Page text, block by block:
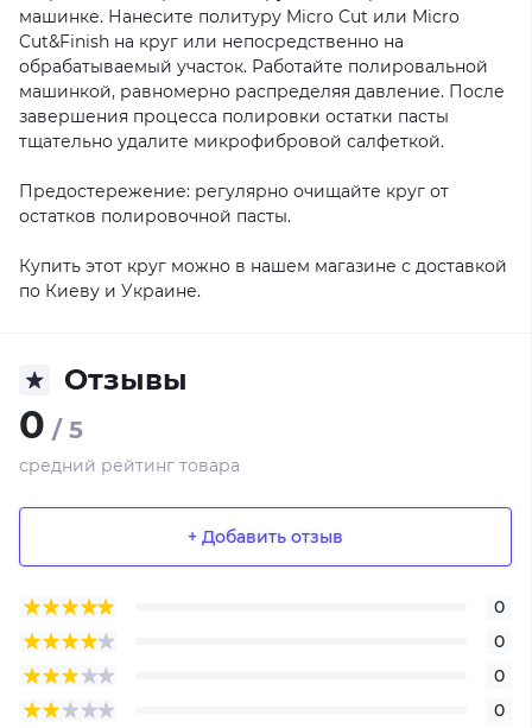
машинке. Нанесите политуру Micro Cut или Micro
Cut&Finish на круг или непосредственно на
обрабатываемый участок. Работайте полировальной
машинкой, равномерно распределяя давление. После
завершения процесса полировки остатки пасты
тщательно удалите микрофибровой салфеткой.
Предостережение: регулярно очищайте круг от
остатков полировочной пасты.
Купить этот круг можно в нашем магазине с доставкой
по Киеву и Украине.
Отзывы
0 / 5
средний рейтинг товара
+ Добавить отзыв
0
0
0
0